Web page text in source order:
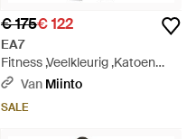
€ 175€ 122
EA7
Fitness ,Veelkleurig ,Katoen
Core Identity Trainingspak - Wit
Van Miinto
SALE